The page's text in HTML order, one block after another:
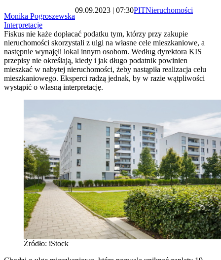
Monika Pogroszewska
09.09.2023 | 07:30PITNieruchomości
Interpretacje
Fiskus nie każe dopłacać podatku tym, którzy przy zakupie
nieruchomości skorzystali z ulgi na własne cele mieszkaniowe, a
następnie wynajęli lokal innym osobom. Według dyrektora KIS
przepisy nie określają, kiedy i jak długo podatnik powinien
mieszkać w nabytej nieruchomości, żeby nastąpiła realizacja celu
mieszkaniowego. Eksperci radzą jednak, by w razie wątpliwości
wystąpić o własną interpretację.
Źródło: iStock